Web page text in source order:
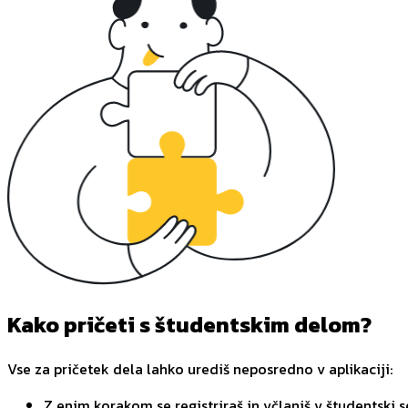
Kako pričeti s študentskim delom?
Vse za pričetek dela lahko urediš neposredno v aplikaciji: